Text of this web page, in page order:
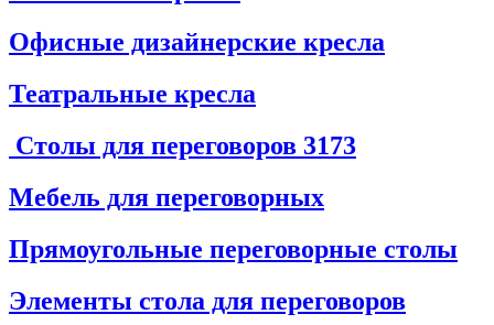
Офисные дизайнерские кресла
Театральные кресла
Столы для переговоров 3173
Мебель для переговорных
Прямоугольные переговорные столы
Элементы стола для переговоров